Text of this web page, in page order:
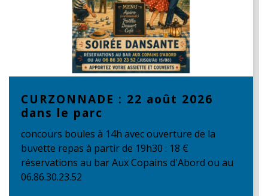
CURZONNADE : 22 août 2026
dans le parc
concours boules à 14h avec ouverture de la
buvette repas à partir de 19h30 : 18 €
réservations au bar Aux Copains d'Abord ou au
06.86.30.23.52